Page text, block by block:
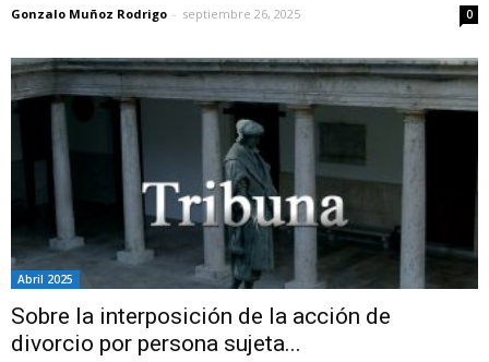
Gonzalo Muñoz Rodrigo - septiembre 26, 2025 0
Abril 2025
Sobre la interposición de la acción de
divorcio por persona sujeta...